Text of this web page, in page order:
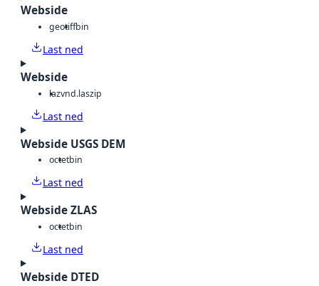
Webside
geotiffbin
Last ned
Webside
lazvnd.laszip
Last ned
Webside USGS DEM
octetbin
Last ned
Webside ZLAS
octetbin
Last ned
Webside DTED